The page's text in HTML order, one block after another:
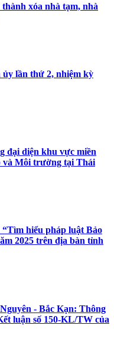
xóa nhà tạm, nhà
lần thứ 2, nhiệm kỳ
đại diện khu vực miền
và Môi trường tại Thái
hiểu pháp luật Bảo
2025 trên địa bàn tỉnh
- Bắc Kạn: Thông
luận số 150-KL/TW của